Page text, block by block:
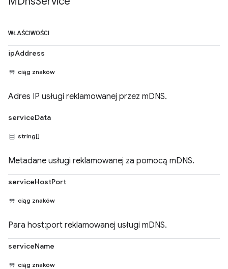
WŁAŚCIWOŚCI
ipAddress
ciąg znaków
Adres IP usługi reklamowanej przez mDNS.
serviceData
string[]
Metadane usługi reklamowanej za pomocą mDNS.
serviceHostPort
ciąg znaków
Para host:port reklamowanej usługi mDNS.
serviceName
ciąg znaków